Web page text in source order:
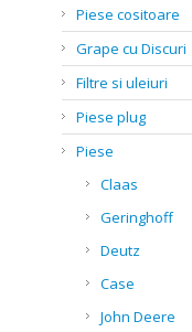
Piese cositoare
Grape cu Discuri
Filtre si uleiuri
Piese plug
Piese
Claas
Geringhoff
Deutz
Case
John Deere